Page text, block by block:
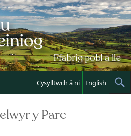
Skip
to
content
Cysylltwch â ni English
y Parc